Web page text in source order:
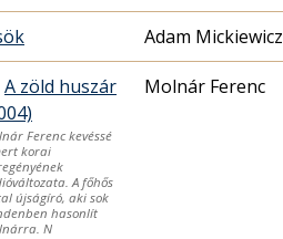
Adam Mickiewicz
A zöld huszár
Ferenc kevéssé
korai
A főhős
újságíró, aki sok
hasonlít
N
Molnár Ferenc